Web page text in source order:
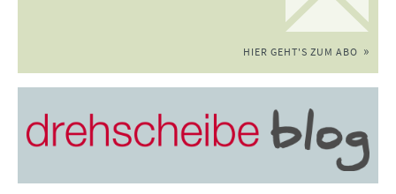
HIER GEHT'S ZUM ABO